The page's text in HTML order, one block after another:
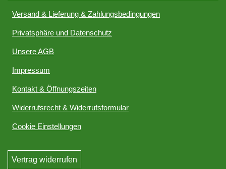
Versand & Lieferung & Zahlungsbedingungen
Privatsphäre und Datenschutz
Unsere AGB
Impressum
Kontakt & Öffnungszeiten
Widerrufsrecht & Widerrufsformular
Cookie Einstellungen
Vertrag widerrufen